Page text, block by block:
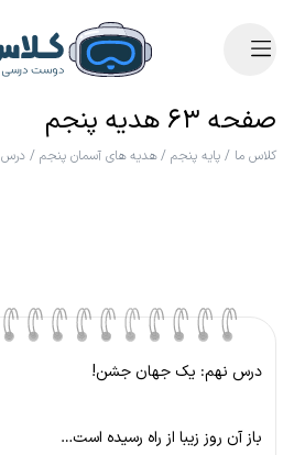
صفحه ۶۳ هدیه پنجم
کلاس ما / پایه پنجم /هدیه های آسمان پنجم / درس
درس نهم: یک جهان جشن!
باز آن روز زیبا از راه رسیده است…